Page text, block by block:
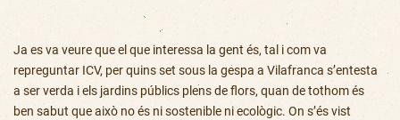
Ja es va veure que el que interessa la gent és, tal i com va
repreguntar ICV, per quins set sous la gespa a Vilafranca s’entesta
a ser verda i els jardins públics plens de flors, quan de tothom és
ben sabut que això no és ni sostenible ni ecològic. On s’és vist